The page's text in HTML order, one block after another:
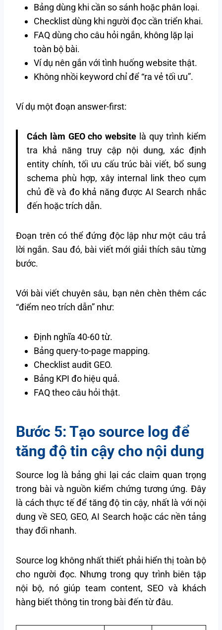
Bảng dùng khi cần so sánh hoặc phân loại.
Checklist dùng khi người đọc cần triển khai.
FAQ dùng cho câu hỏi ngắn, không lặp lại
toàn bộ bài.
Ví dụ nên gắn với tình huống website thật.
Không nhồi keyword chỉ để “ra vẻ tối ưu”.
Ví dụ một đoạn answer-first:
Cách làm GEO cho website là quy trình kiểm
tra khả năng truy cập nội dung, xác định
entity chính, tối ưu cấu trúc bài viết, bổ sung
schema phù hợp, xây internal link theo cụm
chủ đề và đo khả năng được AI Search nhắc
đến hoặc trích dẫn.
Đoạn trên có thể đứng độc lập như một câu trả
lời ngắn. Sau đó, bài viết mới giải thích sâu từng
bước.
Với bài viết chuyên sâu, bạn nên chèn thêm các
“điểm neo trích dẫn” như:
Định nghĩa 40-60 từ.
Bảng query-to-page mapping.
Checklist audit GEO.
Bảng KPI đo hiệu quả.
FAQ theo câu hỏi thật.
Bước 5: Tạo source log để
tăng độ tin cậy cho nội dung
Source log là bảng ghi lại các claim quan trọng
trong bài và nguồn kiểm chứng tương ứng. Đây
là cách thực tế để tăng độ tin cậy, nhất là với nội
dung về SEO, GEO, AI Search hoặc các nền tảng
thay đổi nhanh.
Source log không nhất thiết phải hiển thị toàn bộ
cho người đọc. Nhưng trong quy trình biên tập
nội bộ, nó giúp team content, SEO và khách
hàng biết thông tin trong bài đến từ đâu.